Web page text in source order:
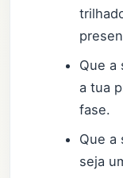
Que a
a tua
fase.
Que a
seja